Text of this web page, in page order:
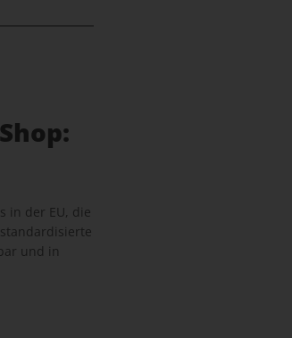
in der EU, die
und in